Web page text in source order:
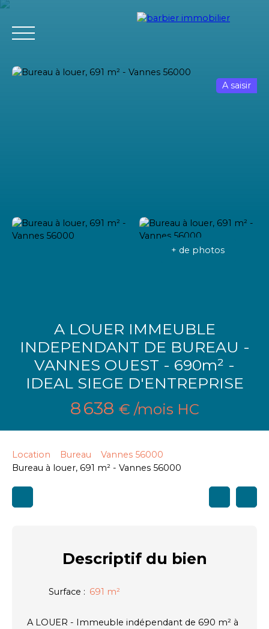
A saisir
+ de photos
A LOUER IMMEUBLE
INDEPENDANT DE BUREAU -
VANNES OUEST - 690m² -
IDEAL SIEGE D'ENTREPRISE
8 638 € /mois HC
Location Bureau
Vannes 56000
Bureau à louer, 691 m² - Vannes 56000
Descriptifdu bien
Surface : 691 m²
A LOUER - Immeuble indépendant de 690 m² à